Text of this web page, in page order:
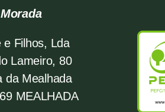
Morada
e Filhos, Lda
Lameiro, 80
da Mealhada
MEALHADA